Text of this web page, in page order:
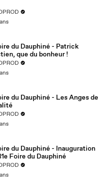
du Dauphiné - Patrick
que du bonheur !
du Dauphiné - Les Anges de
du Dauphiné - Inauguration
Foire du Dauphiné